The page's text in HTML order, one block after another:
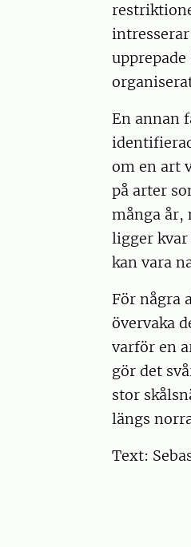
En annan
om en art
på arter
många år,
ligger kvar
kan vara
För några
övervaka
varför en
gör det
stor
längs
Text: